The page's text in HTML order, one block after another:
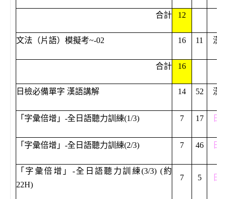
合計 12
文法（片語）模擬考~-02 16 11 漢
合計 16
日檢必備單字 漢語講解 14 52 漢
「字彙倍增」-全日語聽力訓練(1/3) 7 17 日
「字彙倍增」-全日語聽力訓練(2/3) 7 46 日
「字彙倍增」-全日語聽力訓練(3/3) (約
22H)
7 5 日